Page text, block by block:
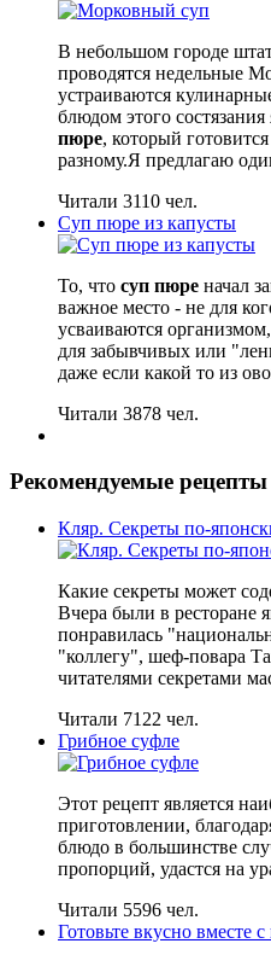
В небольшом городе
проводятся недельные
устраиваются
блюдом этого состязания
пюре, который
разному.Я предлагаю
Читали 3110 чел.
Суп пюре из капусты
То, что суп пюре начал
важное место - не для
усваиваются
для забывчивых или
даже если какой то из
Читали 3878 чел.
Рекомендуемые
Кляр. Секреты по-
Какие секреты может
Вчера были в ресторане
понравилась
"коллегу", шеф-повара
читателями секретами
Читали 7122 чел.
Грибное суфле
Этот рецепт является
приготовлении,
блюдо в большинстве
пропорций, удастся на
Читали 5596 чел.
Готовьте вкусно вместе